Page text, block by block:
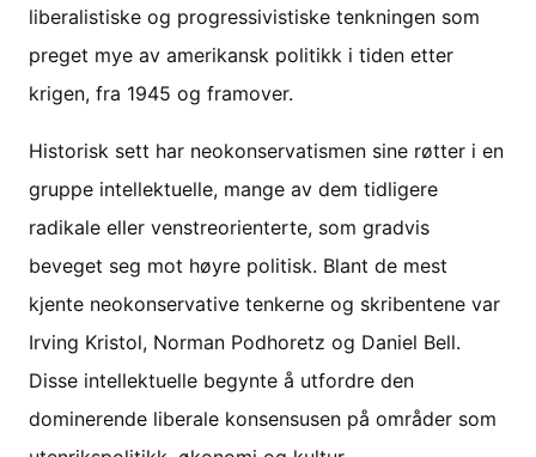
liberalistiske og progressivistiske tenkningen som
preget mye av amerikansk politikk i tiden etter
krigen, fra 1945 og framover.
Historisk sett har neokonservatismen sine røtter i en
gruppe intellektuelle, mange av dem tidligere
radikale eller venstreorienterte, som gradvis
beveget seg mot høyre politisk. Blant de mest
kjente neokonservative tenkerne og skribentene var
Irving Kristol, Norman Podhoretz og Daniel Bell.
Disse intellektuelle begynte å utfordre den
dominerende liberale konsensusen på områder som